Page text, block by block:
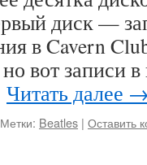
диск —
в Cavern
вот записи
Читать далее
Метки: Beatles | Оставить